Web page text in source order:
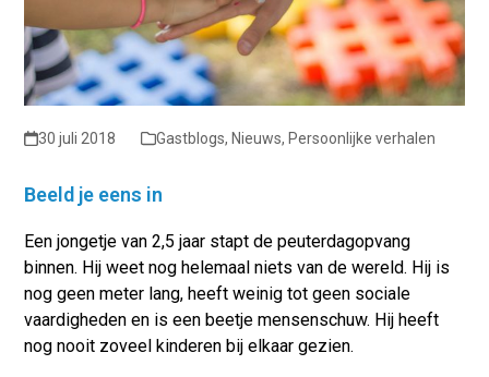
30 juli 2018 Gastblogs, Nieuws, Persoonlijke verhalen
Beeld je eens in
Een jongetje van 2,5 jaar stapt de peuterdagopvang
binnen. Hij weet nog helemaal niets van de wereld. Hij is
nog geen meter lang, heeft weinig tot geen sociale
vaardigheden en is een beetje mensenschuw. Hij heeft
nog nooit zoveel kinderen bij elkaar gezien.